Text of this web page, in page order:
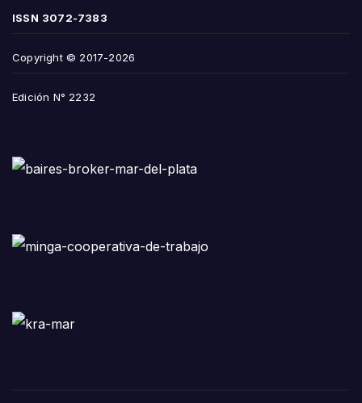
ISSN 3072-7383
Copyright © 2017-2026
Edición N° 2232